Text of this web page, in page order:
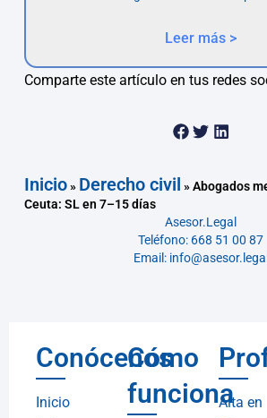
Leer más >
Comparte este artículo en tus redes
Inicio» Derecho civil »Abogados
Ceuta: SL en 7–15 días
Asesor.Legal
Teléfono: 668 51 00 87
Email: info@asesor.legal
Conócenos
Inicio
Cómo
funcionaAlta en